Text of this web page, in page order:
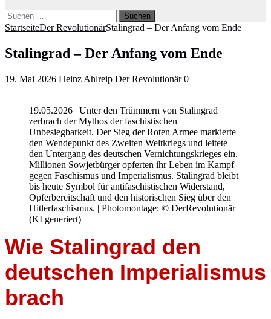
Suchen
nach:
StartseiteDer RevolutionärStalingrad – Der Anfang vom Ende
Stalingrad – Der Anfang vom Ende
19. Mai 2026 Heinz Ahlreip Der Revolutionär 0
19.05.2026 | Unter den Trümmern von Stalingrad
zerbrach der Mythos der faschistischen
Unbesiegbarkeit. Der Sieg der Roten Armee markierte
den Wendepunkt des Zweiten Weltkriegs und leitete
den Untergang des deutschen Vernichtungskrieges ein.
Millionen Sowjetbürger opferten ihr Leben im Kampf
gegen Faschismus und Imperialismus. Stalingrad bleibt
bis heute Symbol für antifaschistischen Widerstand,
Opferbereitschaft und den historischen Sieg über den
Hitlerfaschismus. | Photomontage: © DerRevolutionär
(KI generiert)
Wie Stalingrad den
deutschen Imperialismus
brach